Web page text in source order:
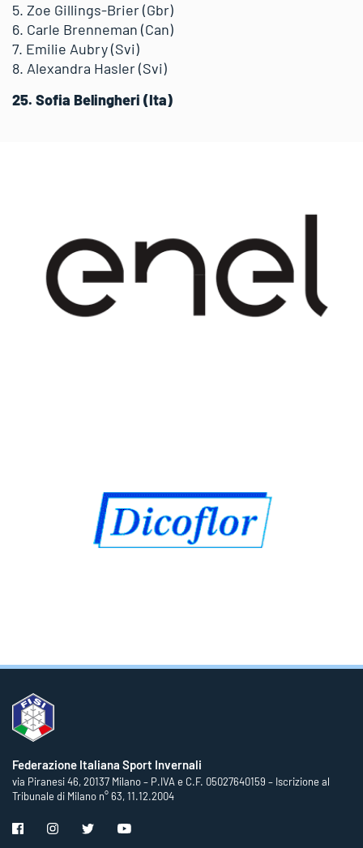
5. Zoe Gillings-Brier (Gbr)
6. Carle Brenneman (Can)
7. Emilie Aubry (Svi)
8. Alexandra Hasler (Svi)
25. Sofia Belingheri (Ita)
Federazione Italiana Sport Invernali
via Piranesi 46, 20137 Milano – P.IVA e C.F. 05027640159 – Iscrizione al
Tribunale di Milano n° 63, 11.12.2004